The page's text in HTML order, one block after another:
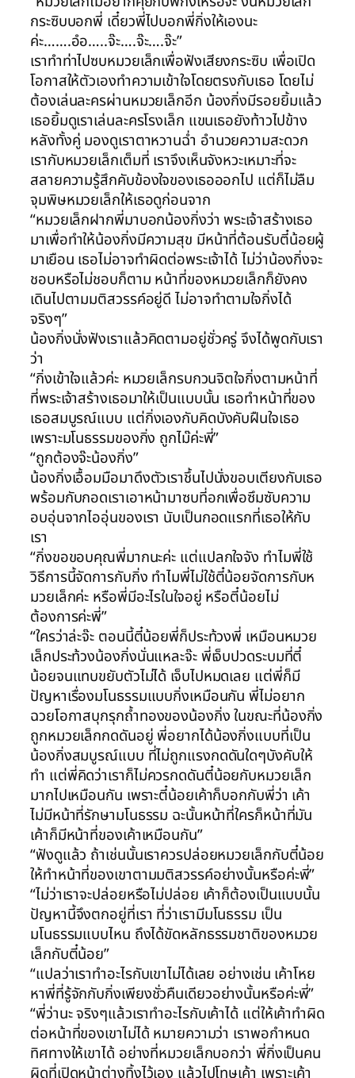
กระซิบบอกพี่ เดี๋ยวพี่ไปบอกพี่กิ่งให้เองนะ
ค่ะ…….อํอ…..จ๊ะ….จ๊ะ….จ๊ะ”
เราทำท่าไปซบหมวยเล็กเพื่อฟังเสียงกระซิบ เพื่อเปิด
โอกาสให้ตัวเองทำความเข้าใจโดยตรงกับเธอ โดยไม่
ต้องเล่นละครผ่านหมวยเล็กอีก น้องกิ่งมีรอยยิ้มแล้ว
เธอยิ้มดูเราเล่นละครโรงเล็ก แขนเธอยังท้าวไปข้าง
หลังทั้งคู่ มองดูเราตาหวานฉ่ำ อำนวยความสะดวก
เรากับหมวยเล็กเต็มที่ เราจึงเห็นจังหวะเหมาะที่จะ
สลายความรู้สึกคับข้องใจของเธอออกไป แต่ก็ไม่ลืม
จุมพิษหมวยเล็กให้เธอดูก่อนจาก
“หมวยเล็กฝากพี่มาบอกน้องกิ่งว่า พระเจ้าสร้างเธอ
มาเพื่อทำให้น้องกิ่งมีความสุข มีหน้าที่ต้อนรับตี๋น้อยผู้
มาเยือน เธอไม่อาจทำผิดต่อพระเจ้าได้ ไม่ว่าน้องกิ่งจะ
ชอบหรือไม่ชอบก็ตาม หน้าที่ของหมวยเล็กก็ยังคง
เดินไปตามมติสวรรค์อยู่ดี ไม่อาจทำตามใจกิ่งได้
จริงๆ”
น้องกิ่งนั่งฟังเราแล้วคิดตามอยู่ชั่วครู่ จึงได้พูดกับเรา
ว่า
“กิ่งเข้าใจแล้วค่ะ หมวยเล็กรบกวนจิตใจกิ่งตามหน้าที่
ที่พระเจ้าสร้างเธอมาให้เป็นแบบนั้น เธอทำหน้าที่ของ
เธอสมบูรณ์แบบ แต่กิ่งเองกับคิดบังคับฝืนใจเธอ
เพราะมโนธรรมของกิ่ง ถูกไม๊ค่ะพี่”
“ถูกต้องจ๊ะน้องกิ่ง”
น้องกิ่งเอื้อมมือมาดึงตัวเราชึ้นไปนั่งขอบเตียงกับเธอ
พร้อมกับกอดเราเอาหน้ามาซบที่อกเพื่อซึมซับความ
อบอุ่นจากไออุ่นของเรา นับเป็นกอดแรกที่เธอให้กับ
เรา
“กิ่งขอขอบคุณพี่มากนะค่ะ แต่แปลกใจจัง ทำไมพี่ใช้
วิธีการนี้จัดการกับกิ่ง ทำไมพี่ไม่ใช้ตี๋น้อยจัดการกับห
มวยเล็กค่ะ หรือพี่มีอะไรในใจอยู่ หรือตี๋น้อยไม่
ต้องการค่ะพี่”
“ใครว่าล่ะจ๊ะ ตอนนี้ตี๋น้อยพี่ก็ประท้วงพี่ เหมือนหมวย
เล็กประท้วงน้องกิ่งนั่นแหละจ๊ะ พี่เจ็บปวดระบมที่ตี๋
น้อยจนแทบขยับตัวไม่ได้ เจ็บไปหมดเลย แต่พี่ก็มี
ปัญหาเรื่องมโนธรรมแบบกิ่งเหมือนกัน พี่ไม่อยาก
ฉวยโอกาสบุกรุกถ้ำทองของน้องกิ่ง ในขณะที่น้องกิ่ง
ถูกหมวยเล็กกดดันอยู่ พี่อยากได้น้องกิ่งแบบที่เป็น
น้องกิ่งสมบูรณ์แบบ ที่ไม่ถูกแรงกดดันใดๆบังคับให้
ทำ แต่พี่คิดว่าเราก็ไม่ควรกดดันตี๋น้อยกับหมวยเล็ก
มากไปเหมือนกัน เพราะตี๋น้อยเค้าก็บอกกับพี่ว่า เค้า
ไม่มีหน้าที่รักษามโนธรรม ฉะนั้นหน้าที่ใครก็หน้าที่มัน
เค้าก็มีหน้าที่ของเค้าเหมือนกัน”
“ฟังดูแล้ว ถ้าเช่นนั้นเราควรปล่อยหมวยเล็กกับตี๋น้อย
ให้ทำหน้าที่ของเขาตามมติสวรรค์อย่างนั้นหรือค่ะพี่”
“ไม่ว่าเราจะปล่อยหรือไม่ปล่อย เค้าก็ต้องเป็นแบบนั้น
ปัญหานี้จึงตกอยู่ที่เรา ที่ว่าเรามีมโนธรรม เป็น
มโนธรรมแบบไหน ถึงได้ขัดหลักธรรมชาติของหมวย
เล็กกับตี๋น้อย”
“แปลว่าเราทำอะไรกับเขาไม่ได้เลย อย่างเช่น เค้าโหย
หาพี่ที่รู้จักกับกิ่งเพียงชั่วคืนเดียวอย่างนั้นหรือค่ะพี่”
“พี่ว่านะ จริงๆแล้วเราทำอะไรกับเค้าได้ แต่ให้เค้าทำผิด
ต่อหน้าที่ของเขาไม่ได้ หมายความว่า เราพอกำหนด
ทิศทางให้เขาได้ อย่างที่หมวยเล็กบอกว่า พี่กิ่งเป็นคน
ผิดที่เปิดหน้าต่างทิ้งไว้เอง แล้วไปโทษเค้า เพราะเค้า